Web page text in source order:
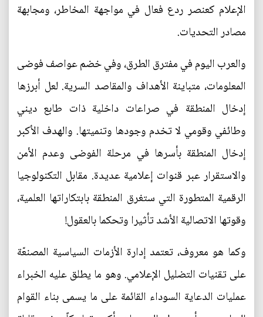
الإعلام كعنصر ردع فعال في‮ ‬مواجهة المخاطر،‮ ‬ومجابهة
مصادر التحديات‮. ‬
والعرب اليوم في‮ ‬مفترق الطرق،‮ ‬وفي‮ ‬خضم عواصف فوضى
المعلومات،‮ ‬متباينة الأهداف والمقاصد السرية‮. ‬لعل أبرزها
إدخال المنطقة في‮ ‬صراعات داخلية ذات طابع ديني‮
‬وطائفي‮ ‬وقومي‮ ‬لا تخدم وجودها وتنميتها‮. ‬والهدف الأكبر
إدخال المنطقة بأسرها في‮ ‬مرحلة الفوضى وعدم الأمن
والاستقرار عبر قنوات إعلامية عديدة‮. ‬مقابل التكنولوجيا
الرقمية المتطورة التي‮ ‬ستغرق المنطقة بابتكاراتها العلمية،‮
‬وقوتها الاتصالية الأشد تأثيرا وتحكما بالعقول‮!‬
وكما هو معروف،‮ ‬تعتمد إدارة الأزمات السياسية المصنعّة
على تقنيات التضليل الإعلامي‮. ‬وهو ما‮ ‬يطلق عليه الخبراء
عمليات الدعاية السوداء القائمة على ما‮ ‬يسمى بناء القوام